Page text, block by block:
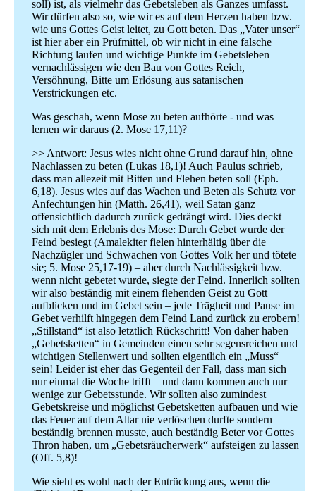
soll) ist, als vielmehr das Gebetsleben als Ganzes umfasst.
Wir dürfen also so, wie wir es auf dem Herzen haben bzw.
wie uns Gottes Geist leitet, zu Gott beten. Das „Vater unser“
ist hier aber ein Prüfmittel, ob wir nicht in eine falsche
Richtung laufen und wichtige Punkte im Gebetsleben
vernachlässigen wie den Bau von Gottes Reich,
Versöhnung, Bitte um Erlösung aus satanischen
Verstrickungen etc.
Was geschah, wenn Mose zu beten aufhörte - und was
lernen wir daraus (2. Mose 17,11)?
>> Antwort: Jesus wies nicht ohne Grund darauf hin, ohne
Nachlassen zu beten (Lukas 18,1)! Auch Paulus schrieb,
dass man allezeit mit Bitten und Flehen beten soll (Eph.
6,18). Jesus wies auf das Wachen und Beten als Schutz vor
Anfechtungen hin (Matth. 26,41), weil Satan ganz
offensichtlich dadurch zurück gedrängt wird. Dies deckt
sich mit dem Erlebnis des Mose: Durch Gebet wurde der
Feind besiegt (Amalekiter fielen hinterhältig über die
Nachzügler und Schwachen von Gottes Volk her und tötete
sie; 5. Mose 25,17-19) – aber durch Nachlässigkeit bzw.
wenn nicht gebetet wurde, siegte der Feind. Innerlich sollten
wir also beständig mit einem flehenden Geist zu Gott
aufblicken und im Gebet sein – jede Trägheit und Pause im
Gebet verhilft hingegen dem Feind Land zurück zu erobern!
„Stillstand“ ist also letztlich Rückschritt! Von daher haben
„Gebetsketten“ in Gemeinden einen sehr segensreichen und
wichtigen Stellenwert und sollten eigentlich ein „Muss“
sein! Leider ist eher das Gegenteil der Fall, dass man sich
nur einmal die Woche trifft – und dann kommen auch nur
wenige zur Gebetsstunde. Wir sollten also zumindest
Gebetskreise und möglichst Gebetsketten aufbauen und wie
das Feuer auf dem Altar nie verlöschen durfte sondern
beständig brennen musste, auch beständig Beter vor Gottes
Thron haben, um „Gebetsräucherwerk“ aufsteigen zu lassen
(Off. 5,8)!
Wie sieht es wohl nach der Entrückung aus, wenn die